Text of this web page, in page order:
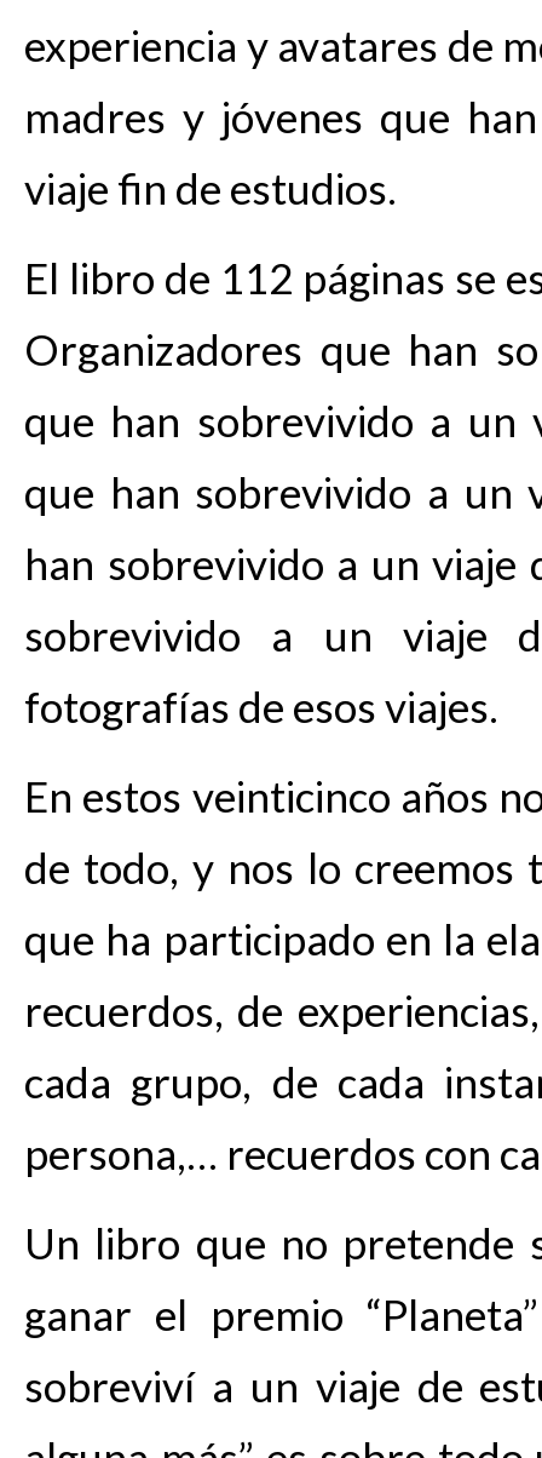
experiencia y avatares de
madres y jóvenes que
viaje fin de estudios.
El libro de 112 páginas se
Organizadores que han
que han sobrevivido a un
que han sobrevivido a un
han sobrevivido a un viaje
sobrevivido a un viaje
fotografías de esos viajes.
En estos veinticinco años
de todo, y nos lo creemos
que ha participado en la
recuerdos, de
cada grupo, de cada
persona,… recuerdos con
Un libro que no pretende
ganar el premio
sobreviví a un viaje de